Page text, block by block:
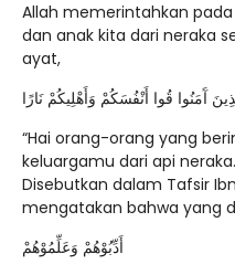
Allah memerintahkan
dan anak kita dari neraka
ayat,
آَمَنُوا قُوا أَنْفُسَكُمْ وَأَهْلِيكُمْ نَارًا
“Hai orang-orang yang
keluargamu dari api
Disebutkan dalam Tafsir
mengatakan bahwa yang
أَدِّبُوْهُمْ وَعَلِّمُوْهُمْ